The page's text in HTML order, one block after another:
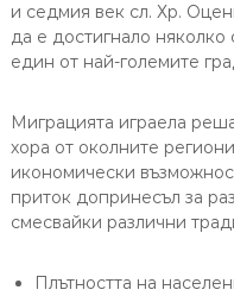
и седмия век сл. Хр.
да е достигнало няколко
един от най-големите
Миграцията играела
хора от околните
икономически
приток допринесъл за
смесвайки различни
Плътността на